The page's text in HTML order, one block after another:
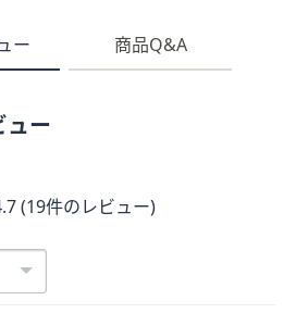
ー 商品Q&A
ュー
(19件のレビュー)